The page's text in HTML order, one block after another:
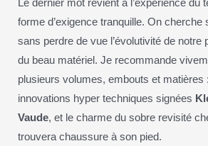
Le dernier mot revient à l’expérience du
forme d’exigence tranquille. On cherche
sans perdre de vue l’évolutivité de notre
du beau matériel. Je recommande
plusieurs volumes, embouts et matières
innovations hyper techniques signées
Vaude, et le charme du sobre revisité
trouvera chaussure à son pied.